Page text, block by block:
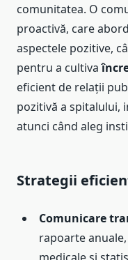
comunitatea. O
proactivă, care
aspectele pozitive,
pentru a cultiva
eficient de relații
pozitivă a spitalului,
atunci când aleg
Strategii
Comunicare
rapoarte